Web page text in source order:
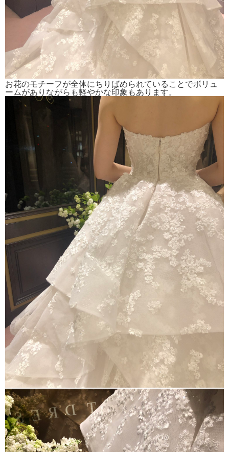
お花のモチーフが全体にちりばめられていることでボリュ
ームがありながらも軽やかな印象もあります。